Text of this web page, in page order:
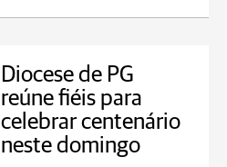
Diocese de PG
reúne fiéis para
celebrar centenário
neste domingo